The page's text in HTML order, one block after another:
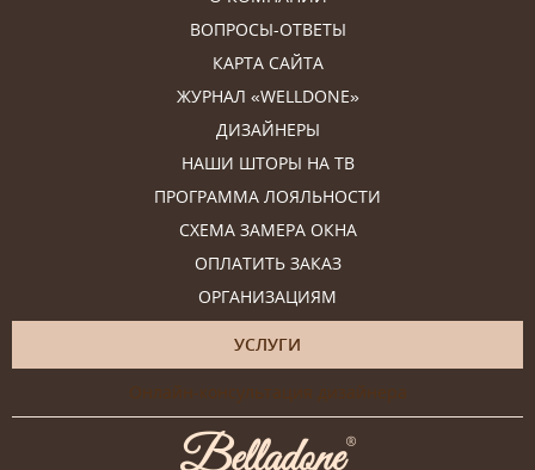
ВОПРОСЫ-ОТВЕТЫ
КАРТА САЙТА
ЖУРНАЛ «WELLDONE»
ДИЗАЙНЕРЫ
НАШИ ШТОРЫ НА ТВ
ПРОГРАММА ЛОЯЛЬНОСТИ
СХЕМА ЗАМЕРА ОКНА
ОПЛАТИТЬ ЗАКАЗ
ОРГАНИЗАЦИЯМ
УСЛУГИ
Онлайн-консультация дизайнера